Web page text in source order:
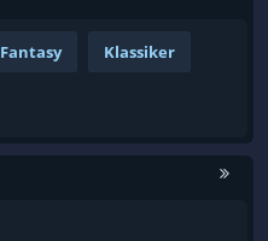
Fantasy Klassiker